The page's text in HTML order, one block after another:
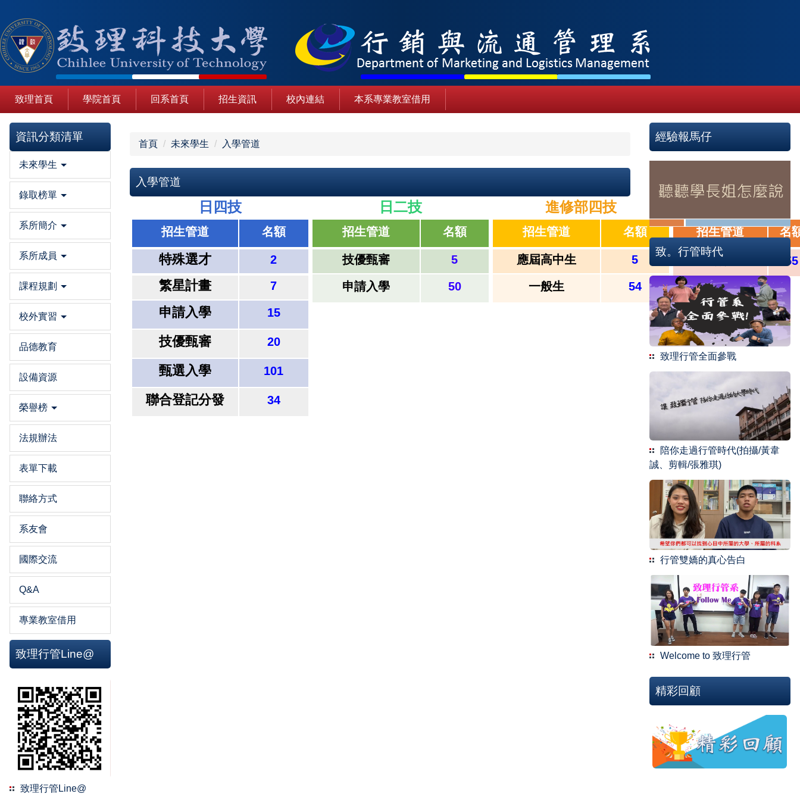
到
主
要
內
致理首頁 學院首頁 回系首頁 招生資訊 校內連結 本系專業教室借用
資訊分類清單
未來學生
錄取榜單
系所簡介
系所成員
課程規劃
校外實習
品德教育
設備資源
榮譽榜
法規辦法
表單下載
聯絡方式
系友會
國際交流
Q&A
專業教室借用
致理行管Line@
致理行管Line@
首頁 未來學生 入學管道
入學管道
日四技
招生管道 名額
特殊選才 2
繁星計畫 7
申請入學 15
技優甄審 20
甄選入學 101
聯合登記分發 34
日二技
招生管道 名額
技優甄審 5
申請入學 50
進修部四技
招生管道 名額
應屆高中生 5
一般生 54
招生管道 名
一般生 55
經驗報馬仔
致。行管時代
致理行管全面參戰
陪你走過行管時代(拍攝/黃韋
誠、剪輯/張雅琪)
行管雙嬌的真心告白
Welcome to 致理行管
精彩回顧